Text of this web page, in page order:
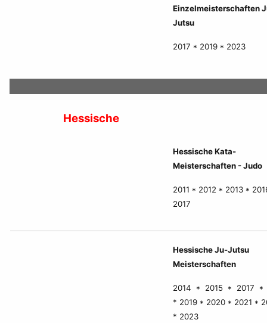
Einzelmeisterschaften
Jutsu
2017 * 2019 * 2023
Hessische
Hessische Kata-
Meisterschaften - Judo
2011 * 2012 * 2013 *
2017
Hessische Ju-Jutsu
Meisterschaften
2014 * 2015 * 2017 *
* 2019 * 2020 * 2021 *
* 2023